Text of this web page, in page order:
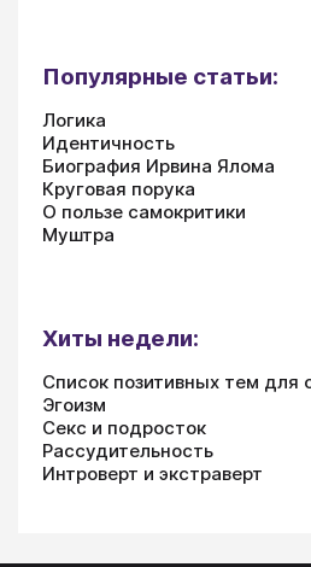
Популярные статьи:
Логика
Идентичность
Биография Ирвина Ялома
Круговая порука
О пользе самокритики
Муштра
Хиты недели:
Список позитивных тем для
Эгоизм
Секс и подросток
Рассудительность
Интроверт и экстраверт